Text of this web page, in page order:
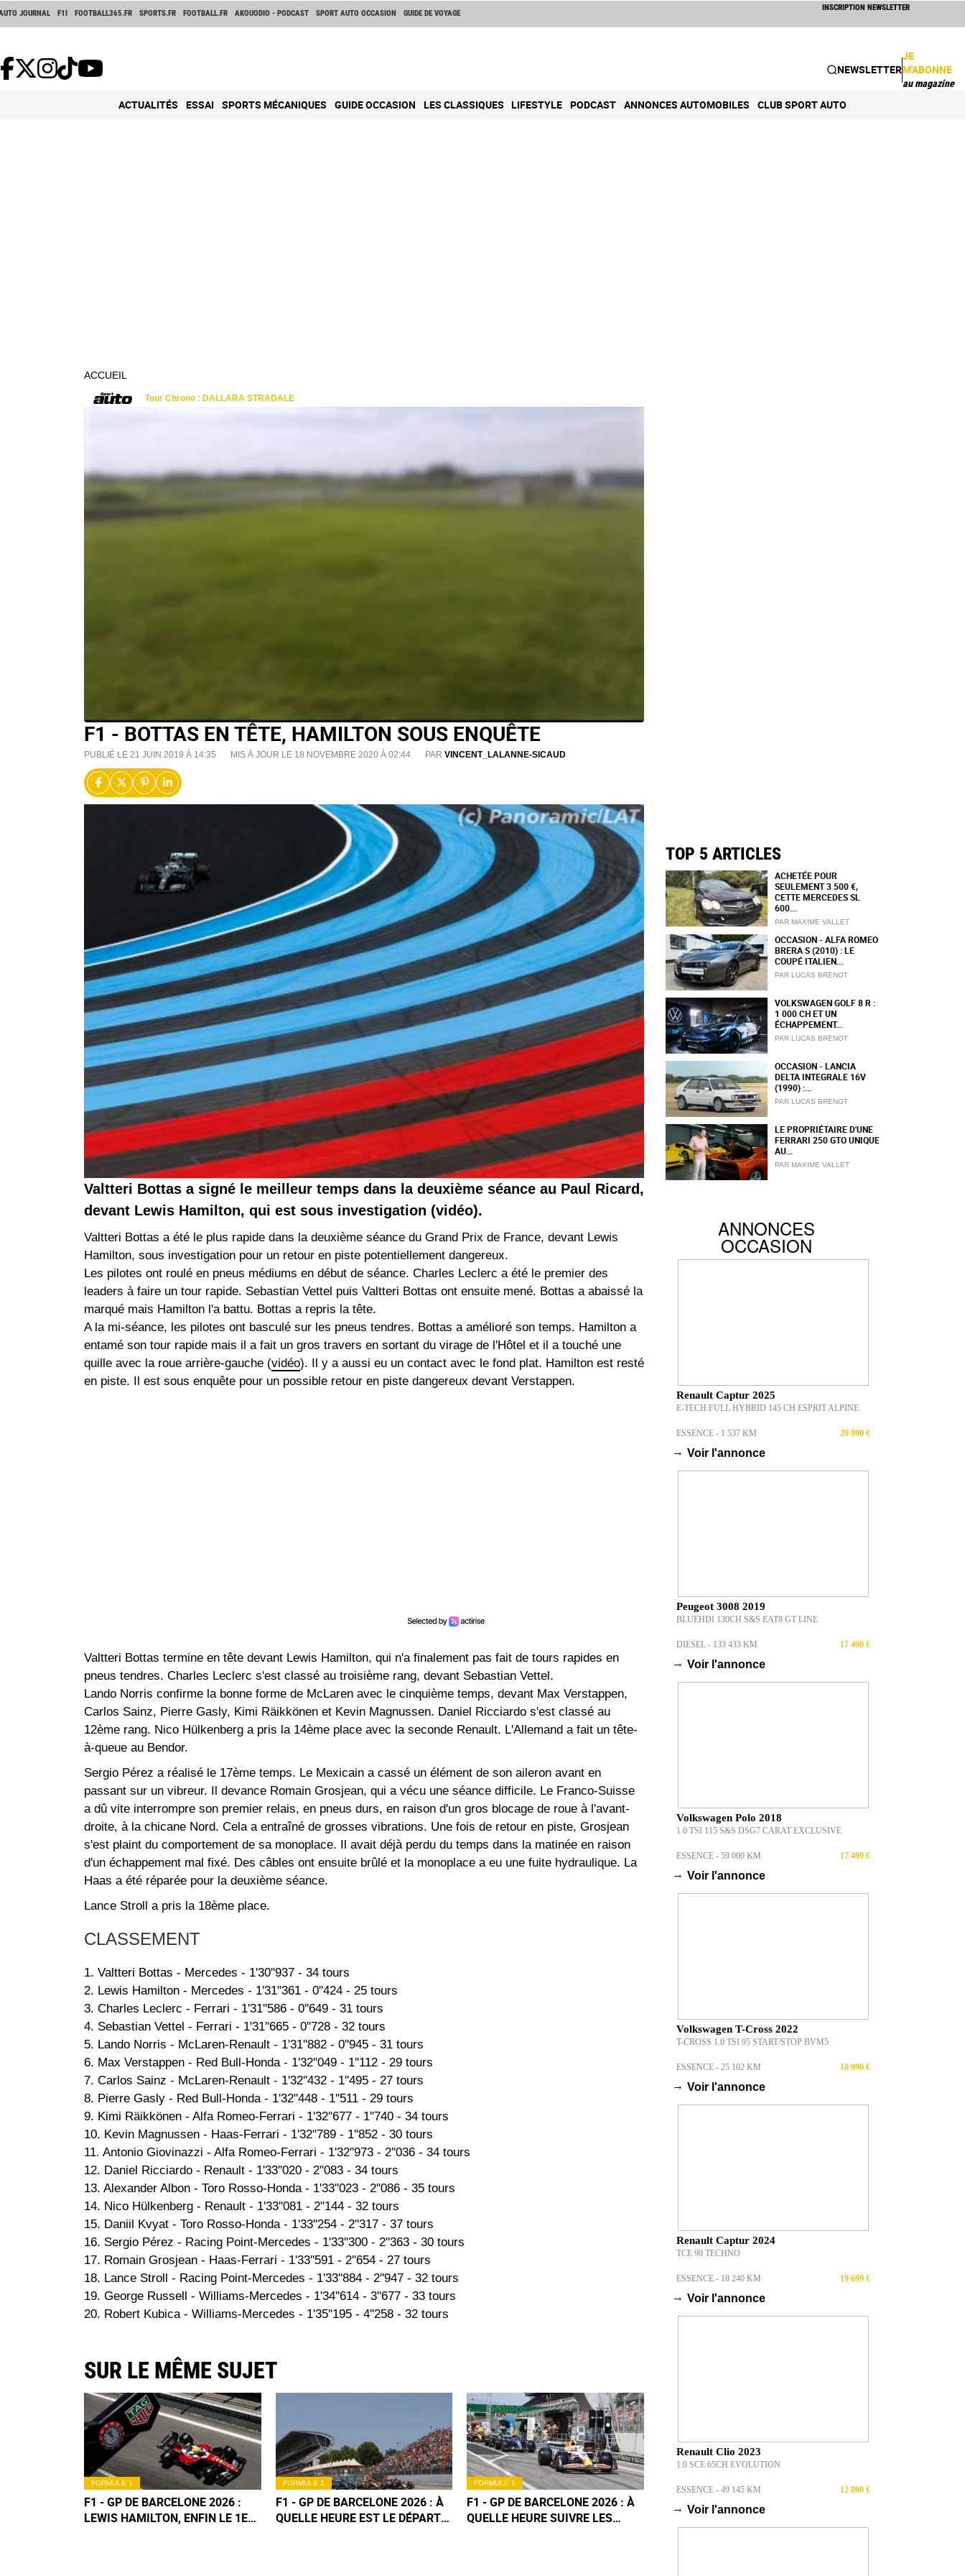
JOURNAL F1I FOOTBALL365.FR SPORTS.FR FOOTBALL.FR AKOUODIO - PODCAST SPORT AUTO OCCASION GUIDE DE VOYAGE
INSCRIPTION NEWSLETTER
NEWSLETTER
JE
M'ABONNE
au magazine
ACTUALITÉS ESSAI SPORTS MÉCANIQUES GUIDE OCCASION LES CLASSIQUES LIFESTYLE PODCAST ANNONCES AUTOMOBILES CLUB SPORT AUTO
ACCUEIL
F1 - BOTTAS EN TÊTE, HAMILTON SOUS ENQUÊTE
PUBLIÉ LE 21 JUIN 2019 À 14:35 MIS À JOUR LE 18 NOVEMBRE 2020 À 02:44 PAR VINCENT_LALANNE-SICAUD
Valtteri Bottas a signé le meilleur temps dans la deuxième séance au Paul Ricard,
devant Lewis Hamilton, qui est sous investigation (vidéo).
Valtteri Bottas a été le plus rapide dans la deuxième séance du Grand Prix de France, devant Lewis
Hamilton, sous investigation pour un retour en piste potentiellement dangereux.
Les pilotes ont roulé en pneus médiums en début de séance. Charles Leclerc a été le premier des
leaders à faire un tour rapide. Sebastian Vettel puis Valtteri Bottas ont ensuite mené. Bottas a abaissé la
marqué mais Hamilton l'a battu. Bottas a repris la tête.
A la mi-séance, les pilotes ont basculé sur les pneus tendres. Bottas a amélioré son temps. Hamilton a
entamé son tour rapide mais il a fait un gros travers en sortant du virage de l'Hôtel et il a touché une
quille avec la roue arrière-gauche (vidéo). Il y a aussi eu un contact avec le fond plat. Hamilton est resté
en piste. Il est sous enquête pour un possible retour en piste dangereux devant Verstappen.
Valtteri Bottas termine en tête devant Lewis Hamilton, qui n'a finalement pas fait de tours rapides en
pneus tendres. Charles Leclerc s'est classé au troisième rang, devant Sebastian Vettel.
Lando Norris confirme la bonne forme de McLaren avec le cinquième temps, devant Max Verstappen,
Carlos Sainz, Pierre Gasly, Kimi Räikkönen et Kevin Magnussen. Daniel Ricciardo s'est classé au
12ème rang. Nico Hülkenberg a pris la 14ème place avec la seconde Renault. L'Allemand a fait un tête-
à-queue au Bendor.
Sergio Pérez a réalisé le 17ème temps. Le Mexicain a cassé un élément de son aileron avant en
passant sur un vibreur. Il devance Romain Grosjean, qui a vécu une séance difficile. Le Franco-Suisse
a dû vite interrompre son premier relais, en pneus durs, en raison d'un gros blocage de roue à l'avant-
droite, à la chicane Nord. Cela a entraîné de grosses vibrations. Une fois de retour en piste, Grosjean
s'est plaint du comportement de sa monoplace. Il avait déjà perdu du temps dans la matinée en raison
d'un échappement mal fixé. Des câbles ont ensuite brûlé et la monoplace a eu une fuite hydraulique. La
Haas a été réparée pour la deuxième séance.
Lance Stroll a pris la 18ème place.
CLASSEMENT
1. Valtteri Bottas - Mercedes - 1'30''937 - 34 tours
2. Lewis Hamilton - Mercedes - 1'31''361 - 0''424 - 25 tours
3. Charles Leclerc - Ferrari - 1'31''586 - 0''649 - 31 tours
4. Sebastian Vettel - Ferrari - 1'31''665 - 0''728 - 32 tours
5. Lando Norris - McLaren-Renault - 1'31''882 - 0''945 - 31 tours
6. Max Verstappen - Red Bull-Honda - 1'32''049 - 1''112 - 29 tours
7. Carlos Sainz - McLaren-Renault - 1'32''432 - 1''495 - 27 tours
8. Pierre Gasly - Red Bull-Honda - 1'32''448 - 1''511 - 29 tours
9. Kimi Räikkönen - Alfa Romeo-Ferrari - 1'32''677 - 1''740 - 34 tours
10. Kevin Magnussen - Haas-Ferrari - 1'32''789 - 1''852 - 30 tours
11. Antonio Giovinazzi - Alfa Romeo-Ferrari - 1'32''973 - 2''036 - 34 tours
12. Daniel Ricciardo - Renault - 1'33''020 - 2''083 - 34 tours
13. Alexander Albon - Toro Rosso-Honda - 1'33''023 - 2''086 - 35 tours
14. Nico Hülkenberg - Renault - 1'33''081 - 2''144 - 32 tours
15. Daniil Kvyat - Toro Rosso-Honda - 1'33''254 - 2''317 - 37 tours
16. Sergio Pérez - Racing Point-Mercedes - 1'33''300 - 2''363 - 30 tours
17. Romain Grosjean - Haas-Ferrari - 1'33''591 - 2''654 - 27 tours
18. Lance Stroll - Racing Point-Mercedes - 1'33''884 - 2''947 - 32 tours
19. George Russell - Williams-Mercedes - 1'34''614 - 3''677 - 33 tours
20. Robert Kubica - Williams-Mercedes - 1'35''195 - 4''258 - 32 tours
SUR LE MÊME SUJET
FORMULE 1
F1 - GP DE BARCELONE 2026 :
LEWIS HAMILTON, ENFIN LE 1ER
FORMULE 1
F1 - GP DE BARCELONE 2026 : À
QUELLE HEURE EST LE DÉPART
FORMULE 1
F1 - GP DE BARCELONE 2026 : À
QUELLE HEURE SUIVRE LES
TOP 5 ARTICLES
ACHETÉE POUR
SEULEMENT 3 500 €,
CETTE MERCEDES SL
600...
PAR MAXIME VALLET
OCCASION - ALFA ROMEO
BRERA S (2010) : LE
COUPÉ ITALIEN...
PAR LUCAS BRENOT
VOLKSWAGEN GOLF 8 R :
1 000 CH ET UN
ÉCHAPPEMENT...
PAR LUCAS BRENOT
OCCASION - LANCIA
DELTA INTEGRALE 16V
(1990) :...
PAR LUCAS BRENOT
LE PROPRIÉTAIRE D'UNE
FERRARI 250 GTO UNIQUE
AU...
PAR MAXIME VALLET
ANNONCES
OCCASION
Renault Captur 2025
E-TECH FULL HYBRID 145 CH ESPRIT ALPINE
ESSENCE - 1 537 KM 29 990 €
→ Voir l'annonce
Peugeot 3008 2019
BLUEHDI 130CH S&S EAT8 GT LINE
DIESEL - 133 433 KM 17 490 €
→ Voir l'annonce
Volkswagen Polo 2018
1.0 TSI 115 S&S DSG7 CARAT EXCLUSIVE
ESSENCE - 59 000 KM 17 499 €
→ Voir l'annonce
Volkswagen T-Cross 2022
T-CROSS 1.0 TSI 95 START/STOP BVM5
ESSENCE - 25 102 KM 18 990 €
→ Voir l'annonce
Renault Captur 2024
TCE 90 TECHNO
ESSENCE - 18 240 KM 19 699 €
→ Voir l'annonce
Renault Clio 2023
1.0 SCE 65CH EVOLUTION
ESSENCE - 49 145 KM 12 890 €
→ Voir l'annonce